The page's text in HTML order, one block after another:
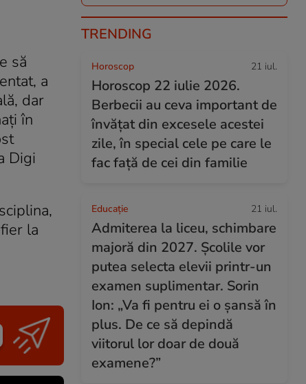
să
a
dar
în
Digi
la
TRENDING
Horoscop 21 iul.
Horoscop 22 iulie 2026.
Berbecii au ceva important de
învățat din excesele acestei
zile, în special cele pe care le
fac față de cei din familie
Educație 21 iul.
Admiterea la liceu, schimbare
majoră din 2027. Școlile vor
putea selecta elevii printr-un
examen suplimentar. Sorin
Ion: „Va fi pentru ei o șansă în
plus. De ce să depindă
viitorul lor doar de două
examene?”